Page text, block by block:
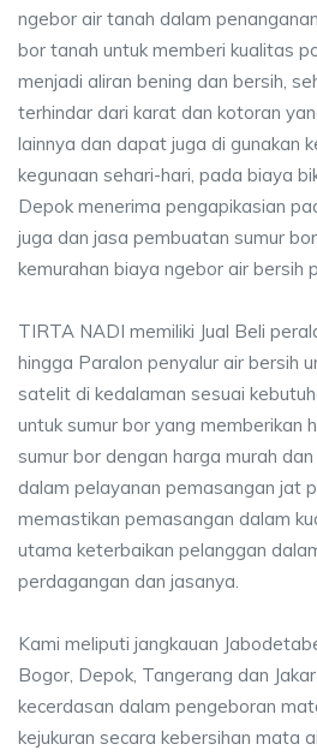
ngebor air tanah dalam
bor tanah untuk memberi kualitas
menjadi aliran bening dan bersih,
terhindar dari karat dan kotoran
lainnya dan dapat juga di gunakan
kegunaan sehari-hari, pada biaya
Depok menerima pengapikasian
juga dan jasa pembuatan sumur
kemurahan biaya ngebor air bersih
TIRTA NADI memiliki Jual Beli
hingga Paralon penyalur air bersih
satelit di kedalaman sesuai
untuk sumur bor yang memberikan
sumur bor dengan harga murah
dalam pelayanan pemasangan jat
memastikan pemasangan dalam
utama keterbaikan pelanggan
perdagangan dan jasanya.
Kami meliputi jangkauan
Bogor, Depok, Tangerang dan
kecerdasan dalam pengeboran
kejukuran secara kebersihan mata